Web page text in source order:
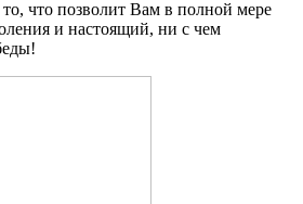
что позволит Вам в полной мере
и настоящий, ни с чем